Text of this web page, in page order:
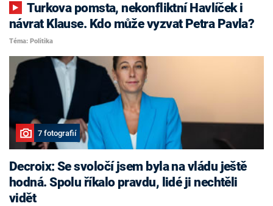
Turkova pomsta, nekonfliktní Havlíček i
návrat Klause. Kdo může vyzvat Petra Pavla?
Téma: Politika
7 fotografií
Decroix: Se svoločí jsem byla na vládu ještě
hodná. Spolu říkalo pravdu, lidé ji nechtěli
vidět